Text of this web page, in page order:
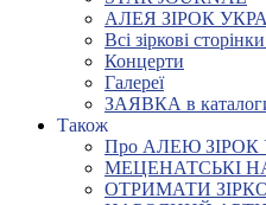
АЛЕЯ ЗІРОК
Всі зіркові
Концерти
Галереї
ЗАЯВКА в
Також
Про АЛЕЮ ЗІРОК
МЕЦЕНАТСЬКІ
ОТРИМАТИ